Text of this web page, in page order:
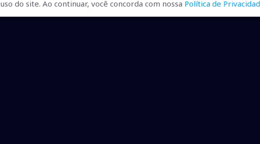
uso do site. Ao continuar, você concorda com nossa Política de